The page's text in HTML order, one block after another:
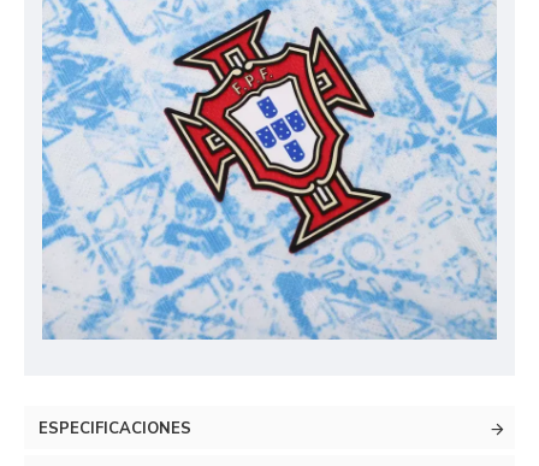
ESPECIFICACIONES